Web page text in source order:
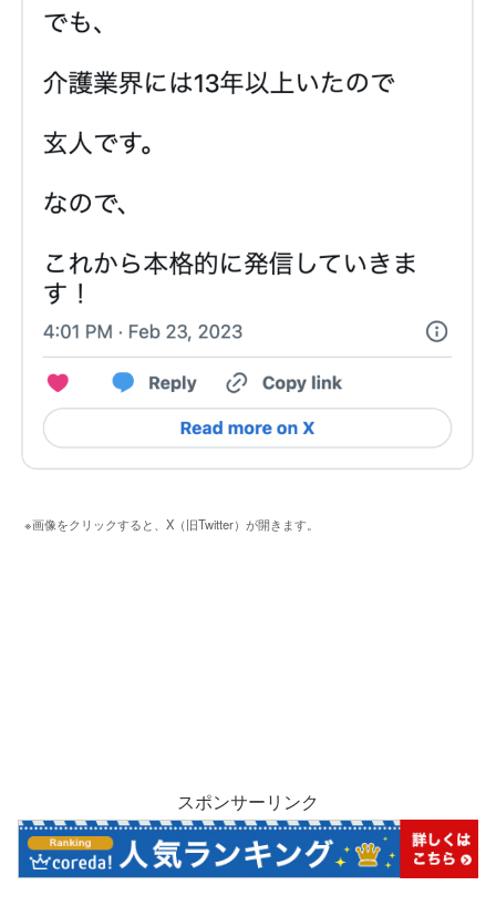
※画像をクリックすると、X（旧Twitter）が開きます。
スポンサーリンク